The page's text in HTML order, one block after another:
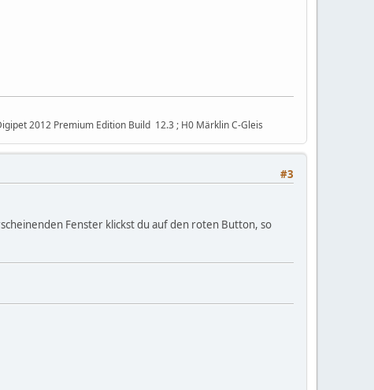
2012 Premium Edition Build 12.3 ; H0 Märklin C-Gleis
#3
Fenster klickst du auf den roten Button, so